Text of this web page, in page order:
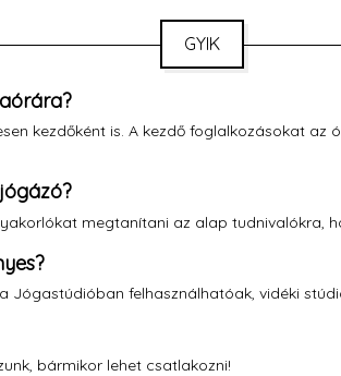
GYIK
kezdőként is. A kezdő foglalkozásokat az
megtanítani az alap tudnivalókra,
felhasználhatóak, vidéki
bármikor lehet csatlakozni!